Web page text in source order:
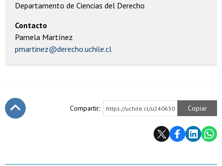
Departamento de Ciencias del Derecho
Contacto
Pamela Martínez
pmartinez@derecho.uchile.cl
Compartir: https://uchile.cl/u240630 Copiar